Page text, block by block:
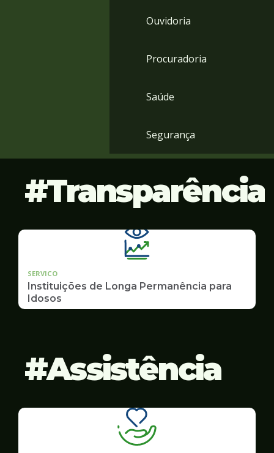
Ouvidoria
Procuradoria
Saúde
Segurança
Transparência
SERVICO
Instituições de Longa Permanência para
Idosos
Assistência